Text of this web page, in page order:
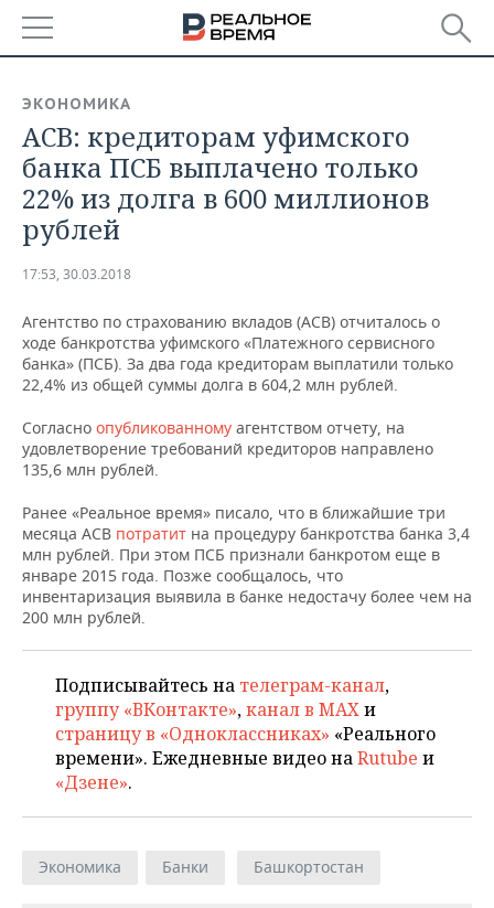
БАШКОРТОСТАН
ТАТАРСТАН
УДМУРТИЯ
НОВОСТИ
АНАЛИТИКА
НОВОСТИ АНАЛИТИКИ
ДЕКЛАРАЦИИ О ДОХОДАХ
КОРОЛИ ГОСЗАКАЗА ПФО
ВУЗЫ ТАТАРСТАНА
КОМУ ПРИНАДЛЕЖАТ
ТОРГОВЫЕ ЦЕНТРЫ
ТАТАРСТАНА
ЭКОНОМИКА
НОВОСТИ ЭКОНОМИКИ
ФИНАНСЫ
БАНКИ
БЮДЖЕТ
ИНВЕСТИЦИИ
ПРОМЫШЛЕННОСТЬ
НОВОСТИ
ПРОМЫШЛЕННОСТИ
АГРОПРОМ
МАШИНОСТРОЕНИЕ
НЕФТЬ
ОПК
ЭНЕРГЕТИКА
НЕДВИЖИМОСТЬ
НОВОСТИ НЕДВИЖИМОСТИ
АВТО
НОВОСТИ АВТО
БИЗНЕС
НОВОСТИ БИЗНЕСА
РОЗНИЧНАЯ ТОРГОВЛЯ
ТРАНСПОРТ
ТЕХНОЛОГИИ
НОВОСТИ ТЕХНОЛОГИЙ
IT
ТЕЛЕКОММУНИКАЦИИ
МЕРОПРИЯТИЯ
НОВОСТИ МЕРОПРИЯТИЙ
БИЗНЕС-БРАНЧИ
ONLINE-КОНФЕРЕНЦИИ
ОТКРЫТАЯ ЛЕКЦИЯ
СПОРТ
ФУТБОЛ
ХОККЕЙ
БАСКЕТБОЛ
НОВОСТИ ОБЩЕСТВА
ВЛАСТЬ
ИНФРАСТРУКТУРА
ФОТОГАЛЕРЕЯ
СЮЖЕТЫ
СПРАВОЧНИК
ЭКОНОМИКА
АСВ: кредиторам уфимского
банка ПСБ выплачено только
22% из долга в 600 миллионов
рублей
17:53, 30.03.2018
Агентство по страхованию вкладов (АСВ) отчиталось о
ходе банкротства уфимского «Платежного сервисного
банка» (ПСБ). За два года кредиторам выплатили только
22,4% из общей суммы долга в 604,2 млн рублей.
Согласно опубликованному агентством отчету, на
удовлетворение требований кредиторов направлено
135,6 млн рублей.
Ранее «Реальное время» писало, что в ближайшие три
месяца АСВ потратит на процедуру банкротства банка 3,4
млн рублей. При этом ПСБ признали банкротом еще в
январе 2015 года. Позже сообщалось, что
инвентаризация выявила в банке недостачу более чем на
200 млн рублей.
Подписывайтесь на телеграм-канал,
группу «ВКонтакте»,канал в MAXи
страницу в «Одноклассниках» «Реального
времени». Ежедневные видео наRutube и
«Дзене».
Экономика Банки Башкортостан